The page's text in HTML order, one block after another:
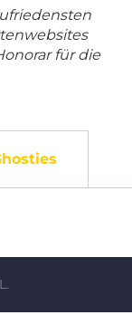
für die